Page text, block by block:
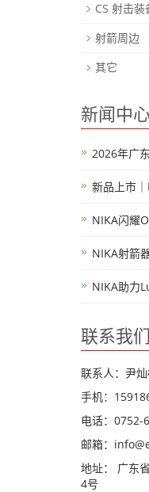
CS 射击装
射箭周边
其它
新闻中心
2026年广
新品上市
NIKA闪耀
NIKA射箭
NIKA助力
联系我们
联系人：尹
手机：
电话：0752-
邮箱：
地址： 广东
4号